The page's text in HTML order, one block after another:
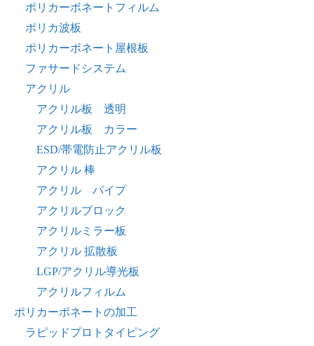
ポリカーボネートフィルム
ポリカ波板
ポリカーボネート屋根板
ファサードシステム
アクリル
アクリル板 透明
アクリル板 カラー
ESD/帯電防止アクリル板
アクリル 棒
アクリル パイプ
アクリルブロック
アクリルミラー板
アクリル 拡散板
LGP/アクリル導光板
アクリルフィルム
ポリカーボネートの加工
ラピッドプロトタイピング